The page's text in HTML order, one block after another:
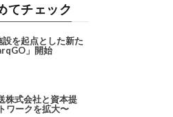
てチェック
を起点とした新た
」開始
式会社と資本提
ワークを拡大〜